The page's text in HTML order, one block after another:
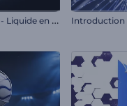
A
nimation de logo - Liquide en rotation Introduction